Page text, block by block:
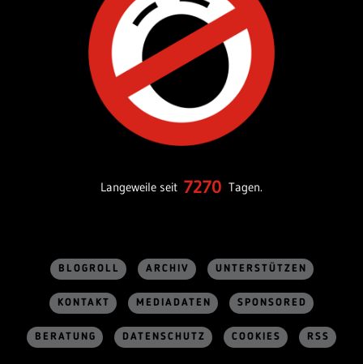
Langeweile seit 7270 Tagen.
BLOGROLL ARCHIV UNTERSTÜTZEN
KONTAKT MEDIADATEN SPONSORED
BERATUNG DATENSCHUTZ COOKIES RSS